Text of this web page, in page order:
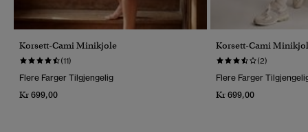
Korsett-Cami Minikjole
(11)
Flere Farger Tilgjengelig
Kr 699,00
Korsett-Cami
(2)
Flere Farger
Kr 699,00